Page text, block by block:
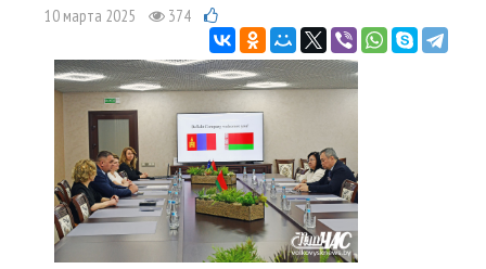
10 марта 2025 374